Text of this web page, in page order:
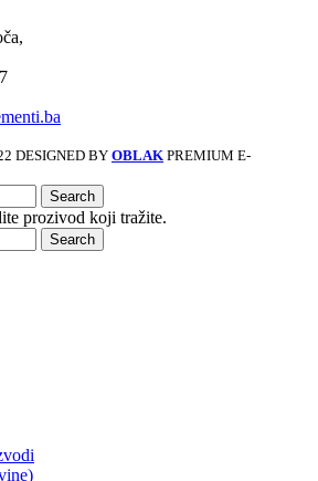
DESIGNED BY OBLAK PREMIUM E-
Search
prozivod koji tražite.
Search